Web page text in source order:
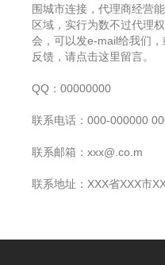
围城市连接，代理商经营
区域，实行为数不过代理
会，可以发e-mail给我们
反馈，请点击这里留言。
QQ：00000000
联系电话：000-000000
联系邮箱：xxx@.co.m
联系地址：XXX省XXX市